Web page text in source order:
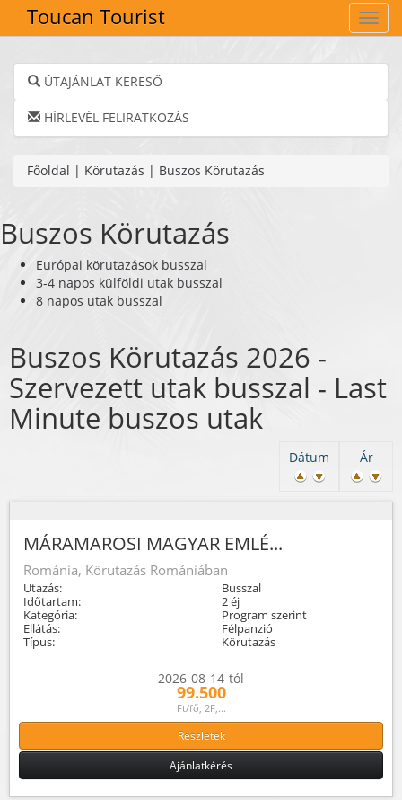
Toucan Tourist
ÚTAJÁNLAT KERESŐ
HÍRLEVÉL FELIRATKOZÁS
Főoldal | Körutazás | Buszos Körutazás
Buszos Körutazás
Európai körutazások busszal
3-4 napos külföldi utak busszal
8 napos utak busszal
Buszos Körutazás 2026 -
Szervezett utak busszal - Last
Minute buszos utak
Ár
Dátum
MÁRAMAROSI MAGYAR EMLÉ...
Románia, Körutazás Romániában
Utazás:
Busszal
Időtartam:
2 éj
Kategória:
Program szerint
Ellátás:
Félpanzió
Típus:
Körutazás
2026-08-14-tól
99.500
Ft/fő, 2F,...
Részletek
Ajánlatkérés